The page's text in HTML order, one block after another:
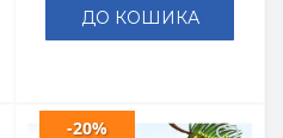
ДО КОШИКА
-20%